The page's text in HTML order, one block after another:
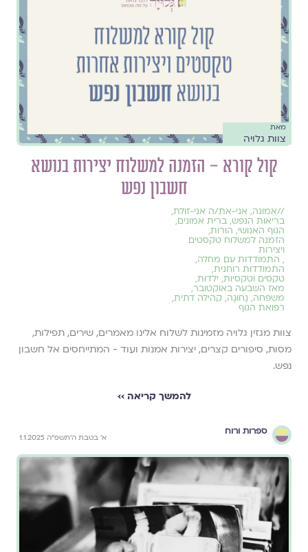
מאת
צוות גלויה
קול קורא – הזמנה למשלוח יצירות בנושא
חשבון נפש
//אמונה, אני-את/ה אני-זולת,
בריאות הנפש, ברית אמונים,
הגוף האנושי, הורות,
הזמנה למשלוח טקסטים
ויצירות
, התמודדות עם מחלה,
התמודדות רוחנית,
טקסים וטקסיות, ילדוּת,
מאז השבעה באוקטובר,
משפחה, נָחוּגָה, קהילה דתית,
רפואת הגוף
צוות מגזין גלויה מזמינות לשלוח אלינו מאמרים, שירים, תפילות,
מסות, סיפורים קצרים, יצירות אמנות ועוד - המתייחסים אל חשבון
נפש.
להמשך קריאה ››
ספרות ורוח
א׳ בטבת ה׳תשפ״ה 1.1.2025